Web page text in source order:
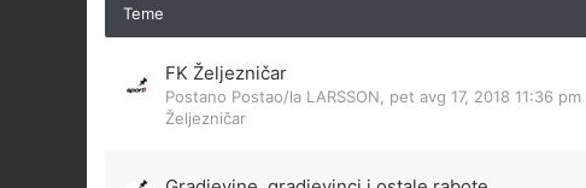
Teme
FK Željezničar
Postano Postao/la LARSSON pet avg 17, 2018 11:36 pm
Željezničar